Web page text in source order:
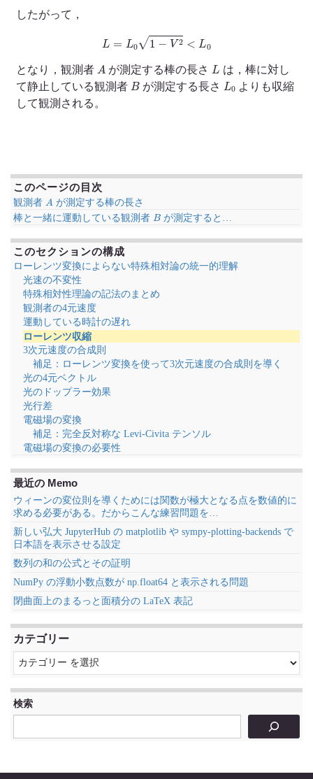
したがって，
1−V2<L
となり，観測者 A が測定する棒の長さ L は，棒に対し
て静止している観測者 Bが測定する長さ L よりも収縮
して観測される。
このページの目次
観測者 A が測定する棒の長さ
棒と一緒に運動している観測者 B が測定すると…
このセクションの構成
ローレンツ変換によらない特殊相対論の統一的理解
光速の不変性
特殊相対性理論の記法のまとめ
観測者の4元速度
運動している時計の遅れ
ローレンツ収縮
3次元速度の合成則
補足：ローレンツ変換を使って3次元速度の合成則を導く
光の4元ベクトル
光のドップラー効果
光行差
電磁場の変換
補足：完全反対称な Levi-Civita テンソル
電磁場の変換の必要性
最近の Memo
ウィーンの変位則を導くためには関数が極大となる点を数値的に
求める必要がある。だからこんな練習問題を…
新しい弘大 JupyterHub の matplotlib や sympy-plotting-backends で
日本語を表示させる設定
数列の和の公式とその証明
NumPy の浮動小数点数が np.float64 と表示される問題
閉曲面上のまるっと面積分の LaTeX 表記
カテゴリー
検索